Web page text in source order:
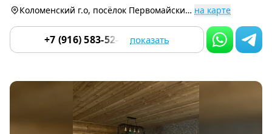
Коломенский г.о, посёлок Первомайский, Зелёная улица 22 на карте
+7 (916) 583-52-33 показать